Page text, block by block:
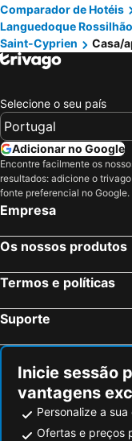
Comparador de Hotéis
Languedoque Rossilhão
Saint-Cyprien
Casa/
Selecione o seu país
Adicionar no Google
Encontre facilmente os
resultados: adicione o
fonte preferencial no Google.
Empresa
Os nossos produtos
Termos e políticas
Suporte
Inicie sessão
vantagens
Personalize a
Ofertas e preços